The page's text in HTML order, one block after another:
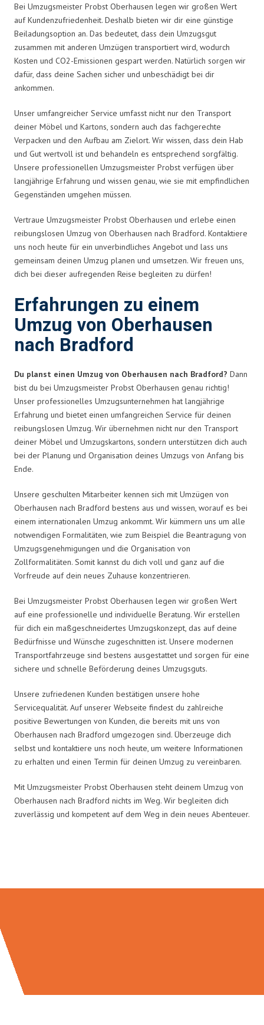
Bei Umzugsmeister Probst Oberhausen legen wir großen Wert
auf Kundenzufriedenheit. Deshalb bieten wir dir eine günstige
Beiladungsoption an. Das bedeutet, dass dein Umzugsgut
zusammen mit anderen Umzügen transportiert wird, wodurch
Kosten und CO2-Emissionen gespart werden. Natürlich sorgen wir
dafür, dass deine Sachen sicher und unbeschädigt bei dir
ankommen.
Unser umfangreicher Service umfasst nicht nur den Transport
deiner Möbel und Kartons, sondern auch das fachgerechte
Verpacken und den Aufbau am Zielort. Wir wissen, dass dein Hab
und Gut wertvoll ist und behandeln es entsprechend sorgfältig.
Unsere professionellen Umzugsmeister Probst verfügen über
langjährige Erfahrung und wissen genau, wie sie mit empfindlichen
Gegenständen umgehen müssen.
Vertraue Umzugsmeister Probst Oberhausen und erlebe einen
reibungslosen Umzug von Oberhausen nach Bradford. Kontaktiere
uns noch heute für ein unverbindliches Angebot und lass uns
gemeinsam deinen Umzug planen und umsetzen. Wir freuen uns,
dich bei dieser aufregenden Reise begleiten zu dürfen!
Erfahrungen zu einem
Umzug von Oberhausen
nach Bradford
Du planst einen Umzug von Oberhausen nach Bradford? Dann
bist du bei Umzugsmeister Probst Oberhausen genau richtig!
Unser professionelles Umzugsunternehmen hat langjährige
Erfahrung und bietet einen umfangreichen Service für deinen
reibungslosen Umzug. Wir übernehmen nicht nur den Transport
deiner Möbel und Umzugskartons, sondern unterstützen dich auch
bei der Planung und Organisation deines Umzugs von Anfang bis
Ende.
Unsere geschulten Mitarbeiter kennen sich mit Umzügen von
Oberhausen nach Bradford bestens aus und wissen, worauf es bei
einem internationalen Umzug ankommt. Wir kümmern uns um alle
notwendigen Formalitäten, wie zum Beispiel die Beantragung von
Umzugsgenehmigungen und die Organisation von
Zollformalitäten. Somit kannst du dich voll und ganz auf die
Vorfreude auf dein neues Zuhause konzentrieren.
Bei Umzugsmeister Probst Oberhausen legen wir großen Wert
auf eine professionelle und individuelle Beratung. Wir erstellen
für dich ein maßgeschneidertes Umzugskonzept, das auf deine
Bedürfnisse und Wünsche zugeschnitten ist. Unsere modernen
Transportfahrzeuge sind bestens ausgestattet und sorgen für eine
sichere und schnelle Beförderung deines Umzugsguts.
Unsere zufriedenen Kunden bestätigen unsere hohe
Servicequalität. Auf unserer Webseite findest du zahlreiche
positive Bewertungen von Kunden, die bereits mit uns von
Oberhausen nach Bradford umgezogen sind. Überzeuge dich
selbst und kontaktiere uns noch heute, um weitere Informationen
zu erhalten und einen Termin für deinen Umzug zu vereinbaren.
Mit Umzugsmeister Probst Oberhausen steht deinem Umzug von
Oberhausen nach Bradford nichts im Weg. Wir begleiten dich
zuverlässig und kompetent auf dem Weg in dein neues Abenteuer.